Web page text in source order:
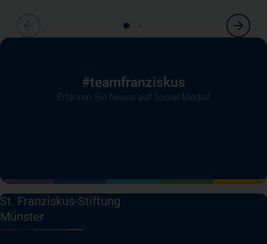
#teamfranziskus
Erfahren Sie Neues auf Social Media!
St. Franziskus-Stiftung
Münster